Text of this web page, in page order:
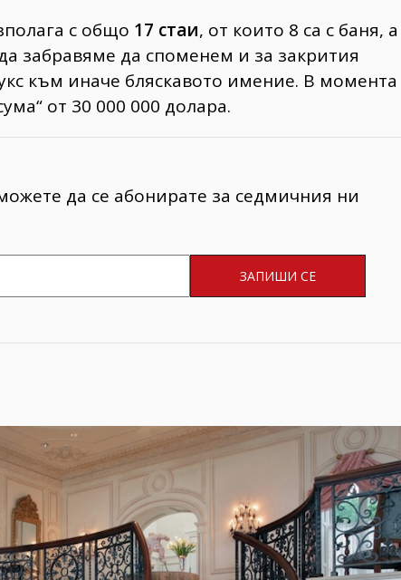
с общо 17 стаи, от които 8 са с баня, а
забравяме да споменем и за закрития
към иначе бляскавото имение. В момента
от 30 000 000 долара.
да се абонирате за седмичния ни